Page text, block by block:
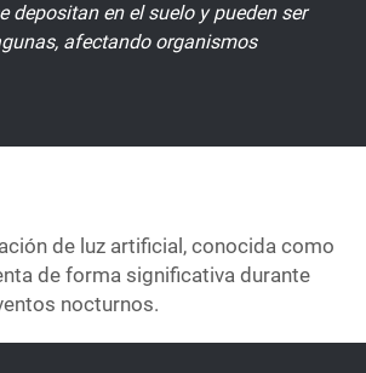
en el suelo y pueden ser
afectando organismos
de luz artificial, conocida como
de forma significativa durante
nocturnos.